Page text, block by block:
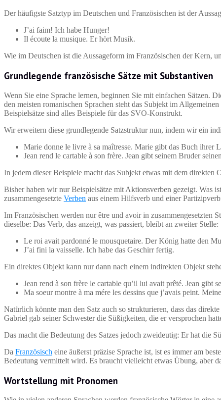
Der häufigste Satztyp im Deutschen und Französischen ist der
J’ai faim! Ich habe Hunger!
Il écoute la musique. Er hört Musik.
Wie im Deutschen ist die Aussageform im Französischen der Kern,
Grundlegende französische Sätze mit Substantiven
Wenn Sie eine Sprache lernen, beginnen Sie mit einfachen Sätzen.
den meisten romanischen Sprachen steht das Subjekt im
Beispielsätze sind alles Beispiele für das SVO-Konstrukt.
Wir erweitern diese grundlegende Satzstruktur nun, indem wir ein
Marie donne le livre à sa maîtresse. Marie gibt das Buch ihrer
Jean rend le cartable à son frère. Jean gibt seinem Bruder
In jedem dieser Beispiele macht das Subjekt etwas mit dem
Bisher haben wir nur Beispielsätze mit Aktionsverben gezeigt. Was
zusammengesetzte Verben aus einem Hilfsverb und einer
Im Französischen werden nur être und avoir in
dieselbe: Das Verb, das anzeigt, was passiert, bleibt an zweiter Stelle:
Le roi avait pardonné le mousquetaire. Der König hatte den
J’ai fini la vaisselle. Ich habe das Geschirr fertig.
Ein direktes Objekt kann nur dann nach einem indirekten Objekt
Jean rend à son frère le cartable qu’il lui avait prêté. Jean
Ma soeur montre à ma mére les dessins que j’avais peint.
Natürlich könnte man den Satz auch so strukturieren, dass das
Gabriel gab seiner Schwester die Süßigkeiten, die er versprochen
Das macht die Bedeutung des Satzes jedoch zweideutig: Er hat die
Da Französisch eine äußerst präzise Sprache ist, ist es immer am
Bedeutung vermittelt wird. Es braucht vielleicht etwas Übung, aber
Wortstellung mit Pronomen